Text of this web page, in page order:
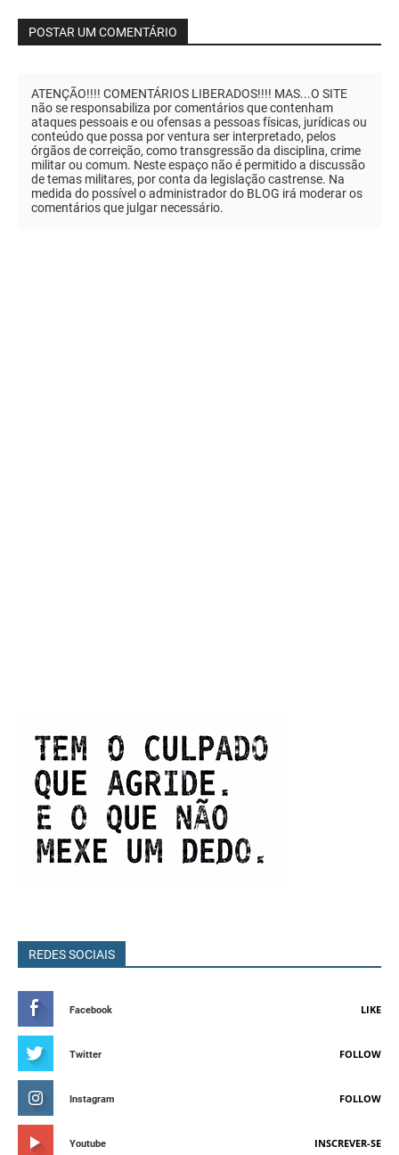
POSTAR UM COMENTÁRIO
ATENÇÃO!!!! COMENTÁRIOS LIBERADOS!!!! MAS...O SITE
não se responsabiliza por comentários que contenham
ataques pessoais e ou ofensas a pessoas físicas, jurídicas ou
conteúdo que possa por ventura ser interpretado, pelos
órgãos de correição, como transgressão da disciplina, crime
militar ou comum. Neste espaço não é permitido a discussão
de temas militares, por conta da legislação castrense. Na
medida do possível o administrador do BLOG irá moderar os
comentários que julgar necessário.
REDES SOCIAIS
Facebook LIKE
Twitter FOLLOW
Instagram FOLLOW
Youtube INSCREVER-SE